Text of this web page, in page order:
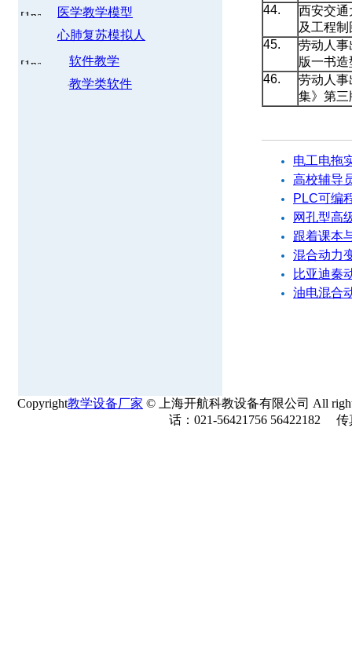
医学教学模型
心肺复苏模拟人
软件教学
教学类软件
44.
西安交通
及工程
45.
劳动人事
版一书造
46.
劳动人事
集》第三
电工电拖
高校辅导
PLC可编
网孔型高
跟着课本
混合动力
比亚迪秦
油电混合
Copyright教学设备厂家 © 上海开航科教设备有限公司 All
话：021-56421756 56422182 传